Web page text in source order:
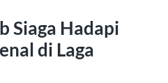
Siaga Hadapi
di Laga